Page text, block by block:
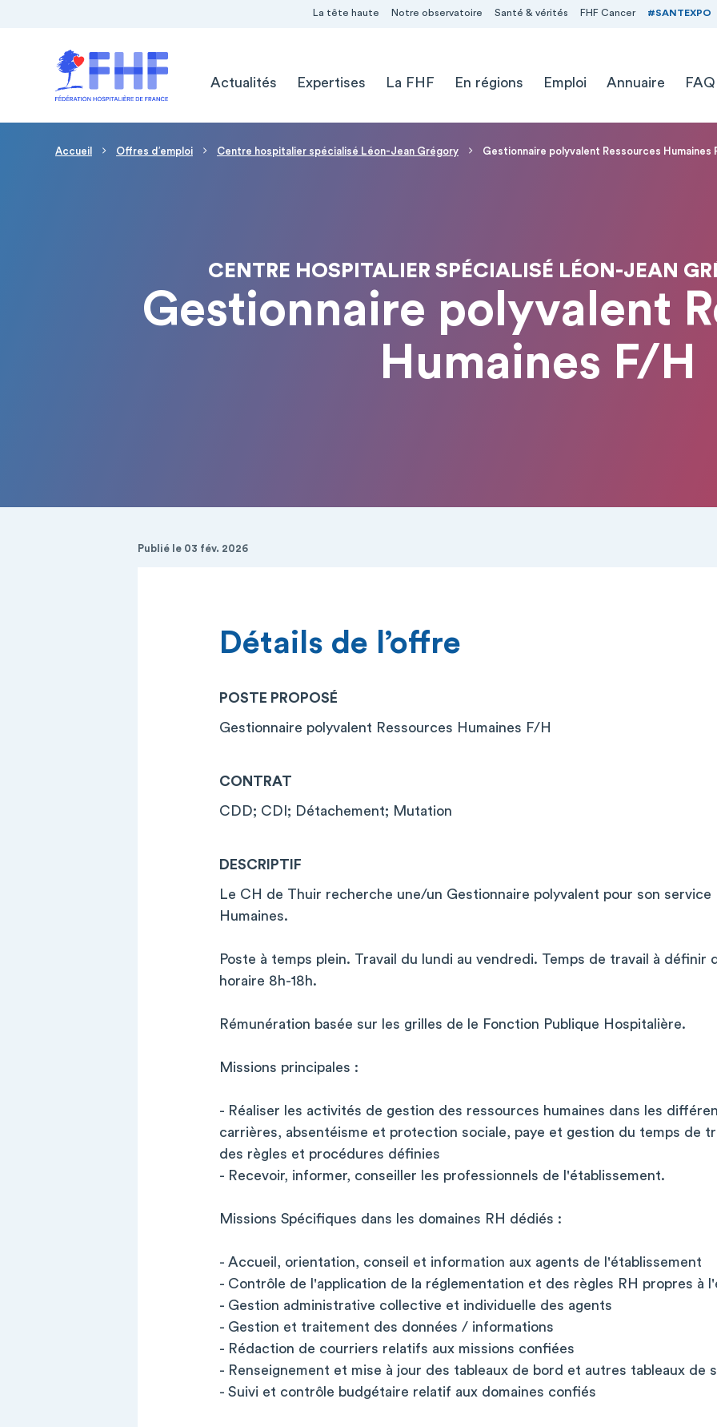
La tête haute Notre observatoire Santé & vérités FHF Cancer #SANTEXPO
Actualités
Expertises La FHF En régions Emploi Annuaire
Fil d'Ariane
Accueil Offres d′emploi Centre hospitalier spécialisé Léon-Jean Grégory Gestionnaire polyvalent Ressources Humaines
CENTRE HOSPITALIER SPÉCIALISÉ LÉON-JEAN
Gestionnaire polyvalent
Humaines F/H
Publié le 03 fév. 2026
Détails de l’offre
POSTE PROPOSÉ
Gestionnaire polyvalent Ressources Humaines F/H
CONTRAT
CDD; CDI; Détachement; Mutation
DESCRIPTIF
Le CH de Thuir recherche une/un Gestionnaire polyvalent pour son service
Humaines.
Poste à temps plein. Travail du lundi au vendredi. Temps de travail à définir
horaire 8h-18h.
Rémunération basée sur les grilles de le Fonction Publique Hospitalière.
Missions principales :
- Réaliser les activités de gestion des ressources humaines dans les
carrières, absentéisme et protection sociale, paye et gestion du temps de
des règles et procédures définies
- Recevoir, informer, conseiller les professionnels de l'établissement.
Missions Spécifiques dans les domaines RH dédiés :
- Accueil, orientation, conseil et information aux agents de l'établissement
- Contrôle de l'application de la réglementation et des règles RH propres à
- Gestion administrative collective et individuelle des agents
- Gestion et traitement des données / informations
- Rédaction de courriers relatifs aux missions confiées
- Renseignement et mise à jour des tableaux de bord et autres tableaux de
- Suivi et contrôle budgétaire relatif aux domaines confiés